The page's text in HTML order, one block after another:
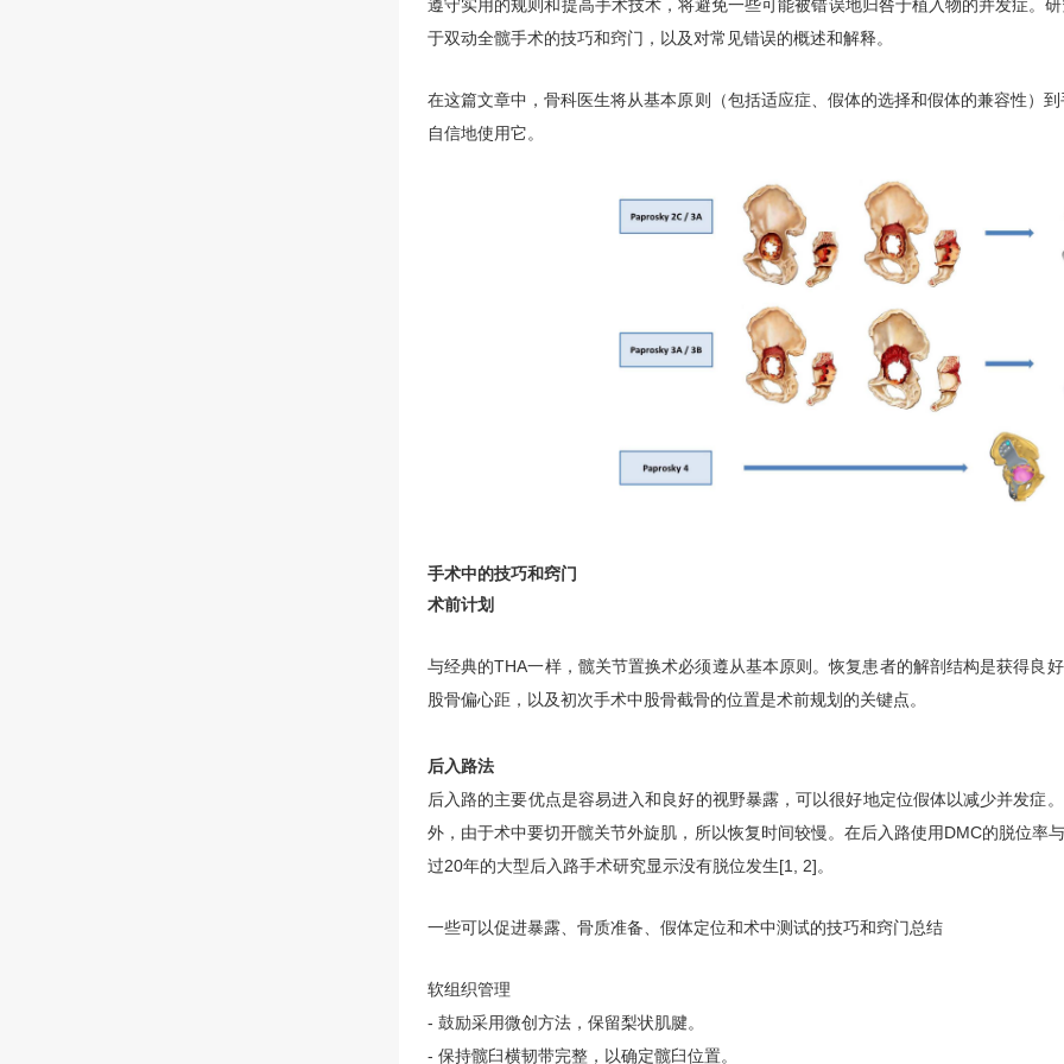
遵守实用的规则和提高手术技术，将避免一些可能被错误地归咎于植入物的并发症。
于双动全髋手术的技巧和窍门，以及对常见错误的概述和解释。
在这篇文章中，骨科医生将从基本原则（包括适应症、假体的选择和假体的兼容性）
自信地使用它。
手术中的技巧和窍门
术前计划
与经典的THA一样，髋关节置换术必须遵从基本原则。恢复患者的解剖结构是获得良
股骨偏心距，以及初次手术中股骨截骨的位置是术前规划的关键点。
后入路法
后入路的主要优点是容易进入和良好的视野暴露，可以很好地定位假体以减少并发症
外，由于术中要切开髋关节外旋肌，所以恢复时间较慢。在后入路使用DMC的脱位率
过20年的大型后入路手术研究显示没有脱位发生[1, 2]。
一些可以促进暴露、骨质准备、假体定位和术中测试的技巧和窍门总结
软组织管理
- 鼓励采用微创方法，保留梨状肌腱。
- 保持髋臼横韧带完整，以确定髋臼位置。